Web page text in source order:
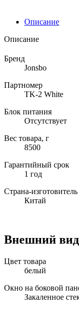
Описание
Описание
Бренд
Jonsbo
Партномер
TK-2 White
Блок питания
Отсутствует
Вес товара, г
8500
Гарантийный срок
1 год
Страна-изготовитель
Китай
Внешний вид
Цвет товара
белый
Окно на боковой
Закаленное